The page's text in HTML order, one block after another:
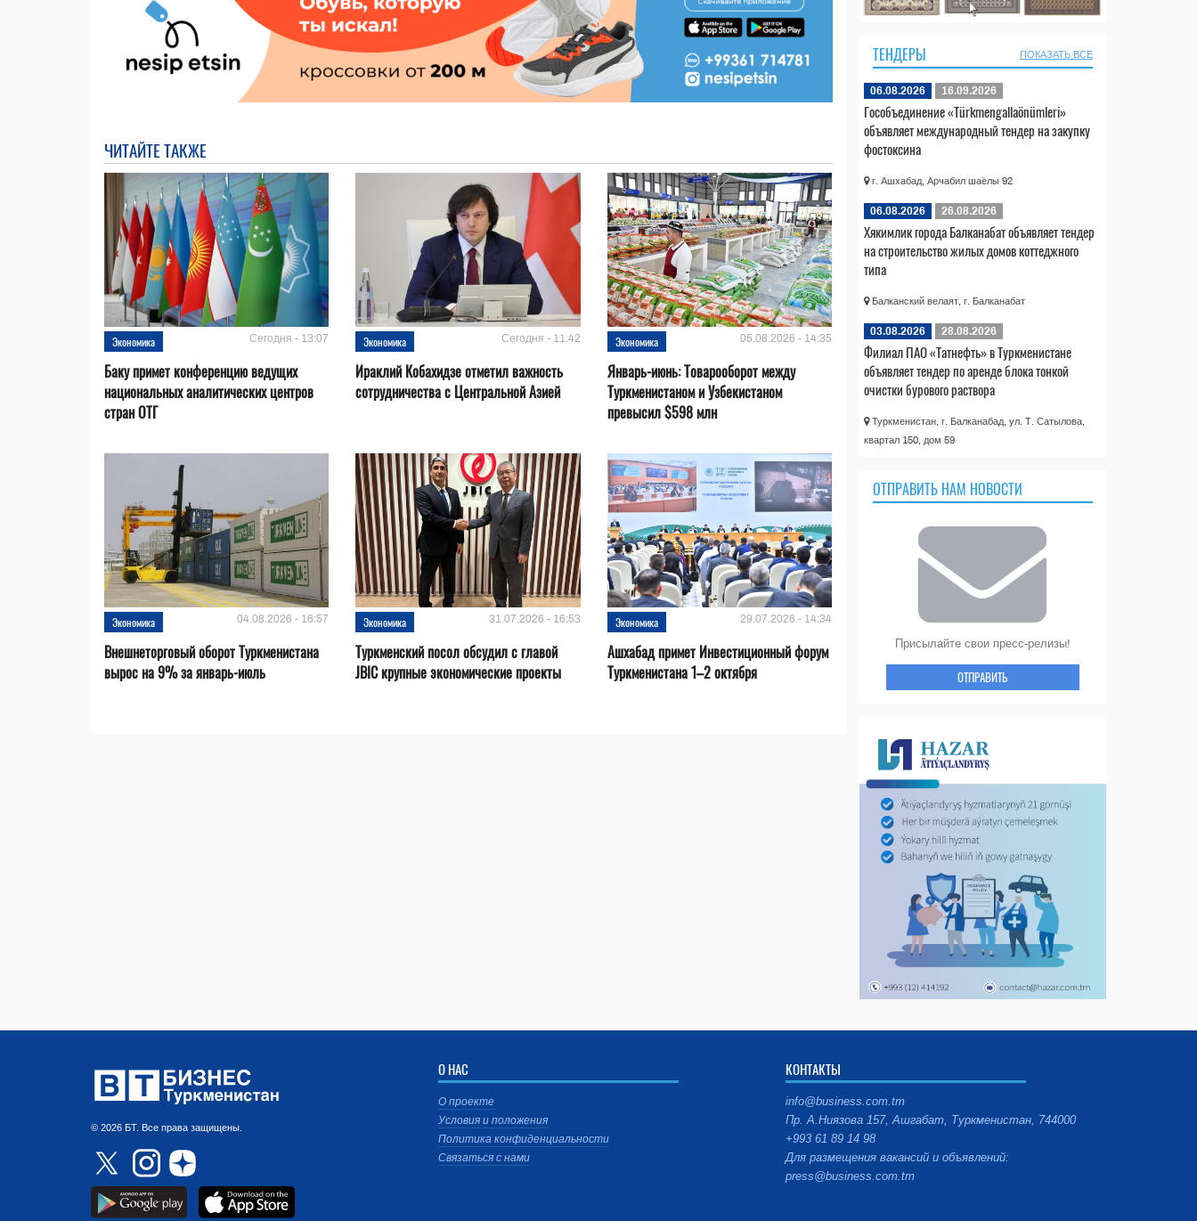
ЧИТАЙТЕ ТАКЖЕ
Экономика Сегодня - 13:07
Баку примет конференцию ведущих
национальных аналитических центров
стран ОТГ
Экономика Сегодня - 11:42
Ираклий Кобахидзе отметил важность
сотрудничества с Центральной Азией
Экономика 05.08.2026 - 14:35
Январь-июнь: Товарооборот между
Туркменистаном и Узбекистаном
превысил $598 млн
Экономика 04.08.2026 - 16:57
Внешнеторговый оборот Туркменистана
вырос на 9% за январь-июль
Экономика 31.07.2026 - 16:53
Туркменский посол обсудил с главой
JBIC крупные экономические проекты
Экономика 29.07.2026 - 14:34
Ашхабад примет Инвестиционный форум
Туркменистана 1–2 октября
ТЕНДЕРЫ ПОКАЗАТЬ ВСЕ
06.08.2026 16.09.2026
Гособъединение «Türkmengallaönümleri»
объявляет международный тендер на закупку
фостоксина
г. Ашхабад, Арчабил шаёлы 92
06.08.2026 26.08.2026
Хякимлик города Балканабат объявляет тендер
на строительство жилых домов коттеджного
типа
Балканский велаят, г. Балканабат
03.08.2026 28.08.2026
Филиал ПАО «Татнефть» в Туркменистане
объявляет тендер по аренде блока тонкой
очистки бурового раствора
Туркменистан, г. Балканабад, ул. Т. Сатылова,
квартал 150, дом 59
ОТПРАВИТЬ НАМ НОВОСТИ
Присылайте свои пресс-релизы!
ОТПРАВИТЬ
© 2026 БТ. Все права защищены.
О НАС
О проекте
Условия и положения
Политика конфиденциальности
Связаться с нами
КОНТАКТЫ
info@business.com.tm
Пр. А.Ниязова 157, Ашгабат, Туркменистан, 744000
+993 61 89 14 98
Для размещения вакансий и объявлений:
press@business.com.tm